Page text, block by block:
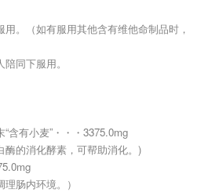
。（如有服用其他含有维他命制品时，
同下服用。
含有小麦”・・・3375.0mg
酶的消化酵素，可帮助消化。)
肠内环境。）